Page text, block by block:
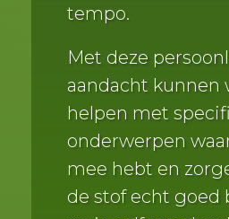
tempo.
Met deze
aandacht kunnen
helpen met
onderwerpen
mee hebt en
de stof echt goed